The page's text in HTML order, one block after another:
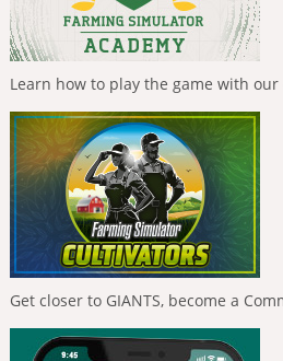
Learn how to play the game with
Get closer to GIANTS, become a